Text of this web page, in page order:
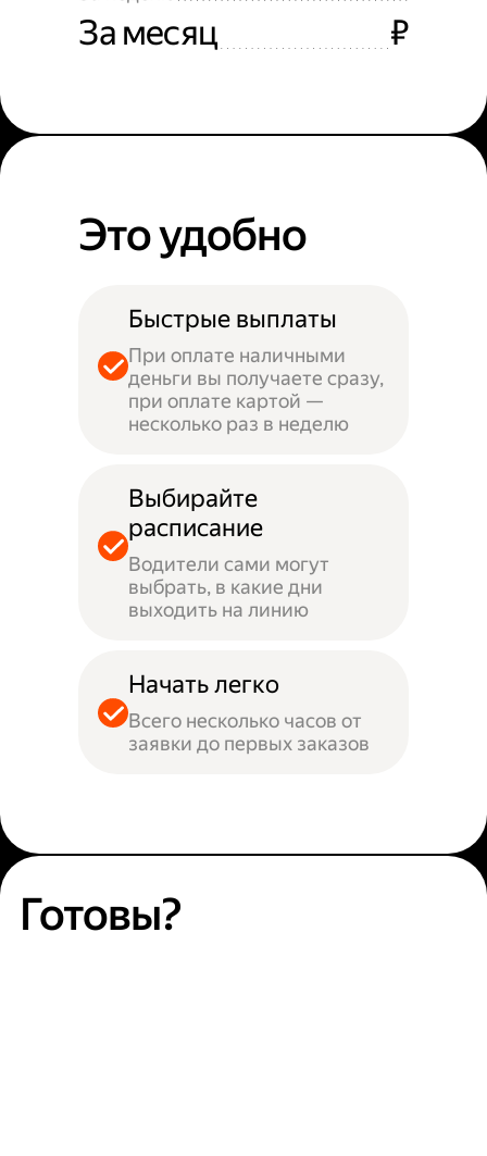
За месяц ₽
Это удобно
Быстрые выплаты
При оплате наличными
деньги вы получаете сразу,
при оплате картой —
несколько раз в неделю
Выбирайте
расписание
Водители сами могут
выбрать, в какие дни
выходить на линию
Начать легко
Всего несколько часов от
заявки до первых заказов
Готовы?